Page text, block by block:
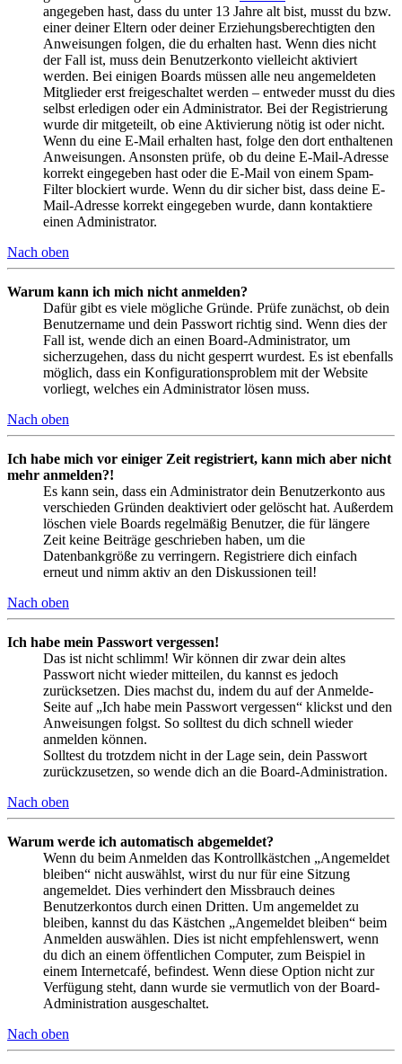
angegeben hast, dass du unter 13 Jahre alt bist, musst du bzw.
einer deiner Eltern oder deiner Erziehungsberechtigten den
Anweisungen folgen, die du erhalten hast. Wenn dies nicht
der Fall ist, muss dein Benutzerkonto vielleicht aktiviert
werden. Bei einigen Boards müssen alle neu angemeldeten
Mitglieder erst freigeschaltet werden – entweder musst du dies
selbst erledigen oder ein Administrator. Bei der Registrierung
wurde dir mitgeteilt, ob eine Aktivierung nötig ist oder nicht.
Wenn du eine E-Mail erhalten hast, folge den dort enthaltenen
Anweisungen. Ansonsten prüfe, ob du deine E-Mail-Adresse
korrekt eingegeben hast oder die E-Mail von einem Spam-
Filter blockiert wurde. Wenn du dir sicher bist, dass deine E-
Mail-Adresse korrekt eingegeben wurde, dann kontaktiere
einen Administrator.
Nach oben
Warum kann ich mich nicht anmelden?
Dafür gibt es viele mögliche Gründe. Prüfe zunächst, ob dein
Benutzername und dein Passwort richtig sind. Wenn dies der
Fall ist, wende dich an einen Board-Administrator, um
sicherzugehen, dass du nicht gesperrt wurdest. Es ist ebenfalls
möglich, dass ein Konfigurationsproblem mit der Website
vorliegt, welches ein Administrator lösen muss.
Nach oben
Ich habe mich vor einiger Zeit registriert, kann mich aber nicht
mehr anmelden?!
Es kann sein, dass ein Administrator dein Benutzerkonto aus
verschieden Gründen deaktiviert oder gelöscht hat. Außerdem
löschen viele Boards regelmäßig Benutzer, die für längere
Zeit keine Beiträge geschrieben haben, um die
Datenbankgröße zu verringern. Registriere dich einfach
erneut und nimm aktiv an den Diskussionen teil!
Nach oben
Ich habe mein Passwort vergessen!
Das ist nicht schlimm! Wir können dir zwar dein altes
Passwort nicht wieder mitteilen, du kannst es jedoch
zurücksetzen. Dies machst du, indem du auf der Anmelde-
Seite auf „Ich habe mein Passwort vergessen“ klickst und den
Anweisungen folgst. So solltest du dich schnell wieder
anmelden können.
Solltest du trotzdem nicht in der Lage sein, dein Passwort
zurückzusetzen, so wende dich an die Board-Administration.
Nach oben
Warum werde ich automatisch abgemeldet?
Wenn du beim Anmelden das Kontrollkästchen „Angemeldet
bleiben“ nicht auswählst, wirst du nur für eine Sitzung
angemeldet. Dies verhindert den Missbrauch deines
Benutzerkontos durch einen Dritten. Um angemeldet zu
bleiben, kannst du das Kästchen „Angemeldet bleiben“ beim
Anmelden auswählen. Dies ist nicht empfehlenswert, wenn
du dich an einem öffentlichen Computer, zum Beispiel in
einem Internetcafé, befindest. Wenn diese Option nicht zur
Verfügung steht, dann wurde sie vermutlich von der Board-
Administration ausgeschaltet.
Nach oben